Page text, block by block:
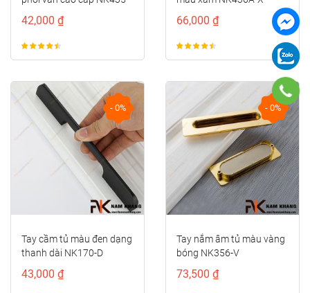
42,000 ₫
- 0%
Tay cầm tủ màu đen dạng
thanh dài NK170-D
43,000 ₫
66,000 ₫
- 0%
Tay nắm âm tủ màu vàng
bóng NK356-V
73,500 ₫